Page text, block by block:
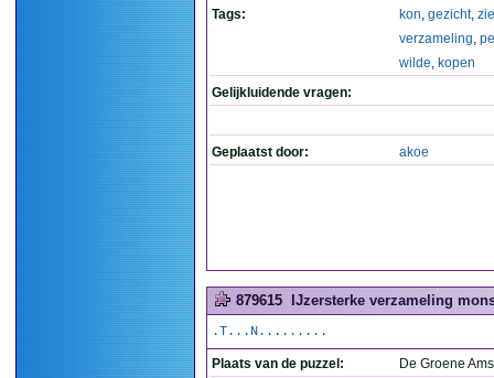
Tags: kon, gezicht,
verzameling,
wilde, kopen
Gelijkluidende vragen:
Geplaatst door: akoe
879615 IJzersterke verzameling
.T...N.........
Plaats van de puzzel:
De Groene